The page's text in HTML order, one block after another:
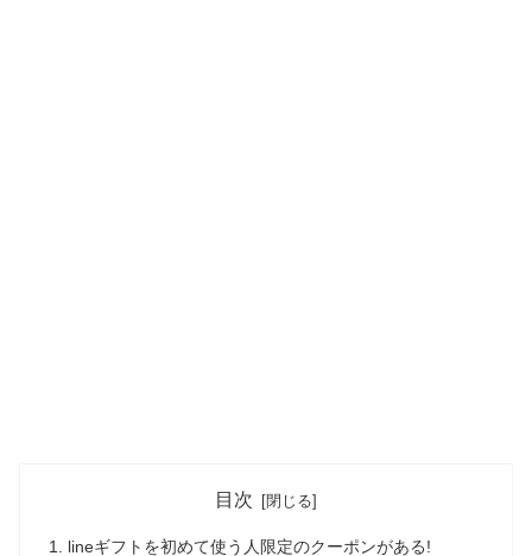
目次
lineギフトを初めて使う人限定のクーポンがある!